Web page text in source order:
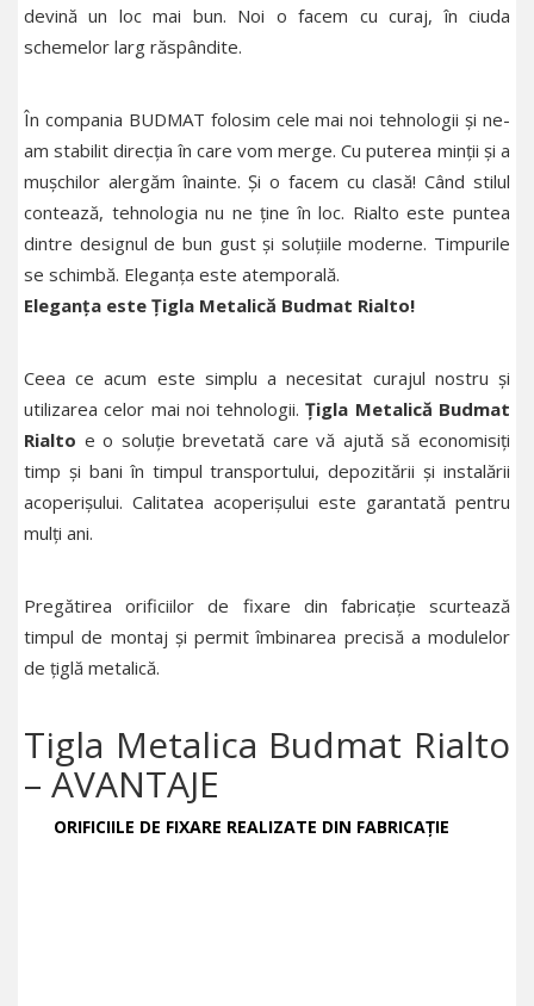
devină un loc mai bun. Noi o facem cu curaj, în ciuda
schemelor larg răspândite.
În compania BUDMAT folosim cele mai noi tehnologii și ne-
am stabilit direcția în care vom merge. Cu puterea minții și a
mușchilor alergăm înainte. Și o facem cu clasă! Când stilul
contează, tehnologia nu ne ține în loc. Rialto este puntea
dintre designul de bun gust și soluțiile moderne. Timpurile
se schimbă. Eleganța este atemporală.
Eleganța este Țigla Metalică Budmat Rialto!
Ceea ce acum este simplu a necesitat curajul nostru și
utilizarea celor mai noi tehnologii.Țigla Metalică Budmat
Rialto e o soluție brevetată care vă ajută să economisiți
timp și bani în timpul transportului, depozitării și instalării
acoperișului. Calitatea acoperișului este garantată pentru
mulți ani.
Pregătirea orificiilor de fixare din fabricație scurtează
timpul de montaj și permit îmbinarea precisă a modulelor
de țiglă metalică.
Tigla Metalica Budmat Rialto
– AVANTAJE
ORIFICIILE DE FIXARE REALIZATE DIN FABRICAȚIE